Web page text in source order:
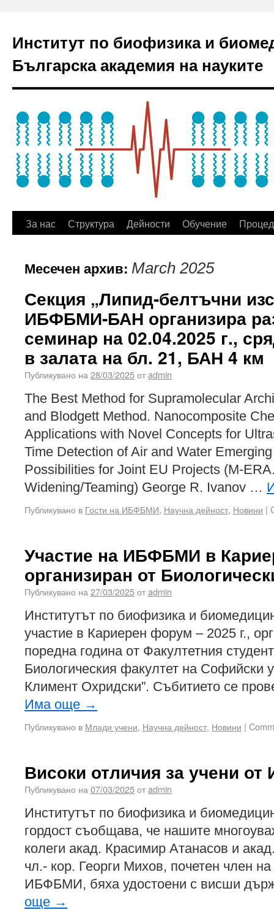
Институт по биофизика и
Българска академия на науките
За нас Структура Дейности Обучение
Месечен архив: March 2025
Секция „Липид-белтъчни
ИБФБМИ-БАН организира
семинар на 02.04.2025 г.,
в залата на бл. 21, БАН 4 км
Публикувано на 28/03/2025отadmin
The Best Method for Supramolecular
and Blodgett Method. Nanocomposite
Applications with Novel Concepts for
Time Detection of Air and Water
Possibilities for Joint EU Projects (M-
Widening/Teaming) George R. Ivanov …
Публикувано в Гости на ИБФБМИ, Научна дейност, Новини |
Участие на ИБФБМИ в
организиран от
Публикувано на 27/03/2025отadmin
Институтът по биофизика и
участие в Кариерен форум – 2025 г.,
поредна година от Факултетния
Биологическия факултет на Софийски
Климент Охридски”. Събитието се
Има още →
Публикувано в Млади учени, Научна дейност, Новини |
Високи отличия за учени
Публикувано на 07/03/2025отadmin
Институтът по биофизика и
гордост съобщава, че нашите
колеги акад. Красимир Атанасов и
чл.- кор. Георги Михов, почетен член
ИБФБМИ, бяха удостоени с висши
още →